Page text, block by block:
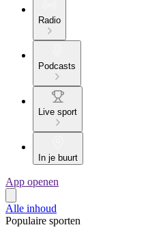
Radio
Podcasts
Live sport
In je buurt
App openen
Alle inhoud
Populaire sporten